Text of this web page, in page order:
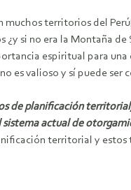
muchos territorios del Perú
si no era la Montaña de
espiritual para una
es valioso y sí puede ser
de planificación
actual de
territorial y